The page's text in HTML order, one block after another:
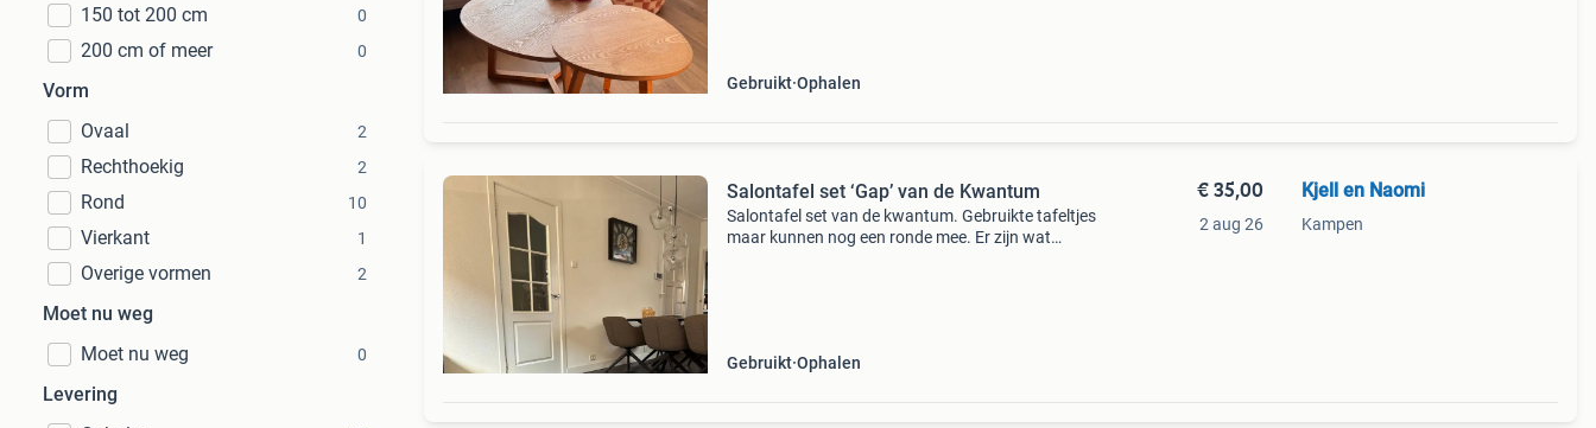
150 tot 200 cm 0
200 cm of meer 0
Vorm
Ovaal
2
Rechthoekig 2
Rond 10
Vierkant 1
Overige vormen 2
Moet nu weg
Moet nu weg
0
Levering
Gebruikt Ophalen
Salontafel set ‘Gap’ van de Kwantum
Salontafel set van de kwantum. Gebruikte tafeltjes
maar kunnen nog een ronde mee. Er zijn wat
Gebruikt Ophalen
€ 35,00
2 aug 26
Kjell en Naomi
Kampen